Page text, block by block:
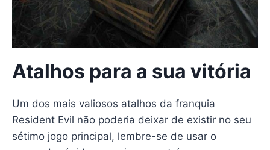
Atalhos para a sua vitória
Um dos mais valiosos atalhos da franquia
Resident Evil não poderia deixar de existir no seu
sétimo jogo principal, lembre-se de usar o